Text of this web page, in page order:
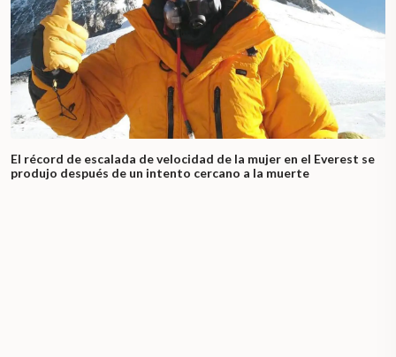
El récord de escalada de velocidad de la mujer en el Everest se
produjo después de un intento cercano a la muerte